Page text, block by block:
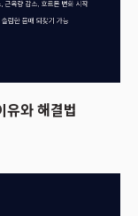
와 해결법